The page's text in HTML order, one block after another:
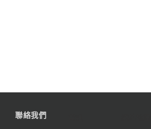
聯絡我們